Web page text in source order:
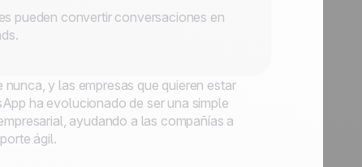
pueden convertir conversaciones en
y las empresas que quieren estar
ha evolucionado de ser una simple
ayudando a las compañías a
ágil.